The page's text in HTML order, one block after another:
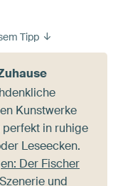
Tipp
Kunstwerke
in ruhige
Leseecken.
Der Fischer
und